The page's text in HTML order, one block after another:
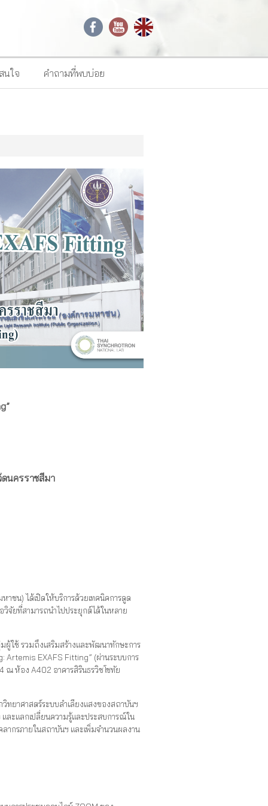
นใจ คำถามที่พบบ่อย
นครราชสีมา
น) ได้เปิดให้บริการด้วยเทคนิคการดูด
วิจัยที่สามารถนำไปประยุกต์ได้ในหลาย
ผู้ใช้ รวมถึงเสริมสร้างและพัฒนาทักษะการ
Artemis EXAFS Fitting” (ผ่านระบบการ
ห้อง A402 อาคารสิรินธรวิชโชทัย
ทยาศาสตร์ระบบลำเลียงแสงของสถาบันฯ
ละแลกเปลี่ยนความรู้และประสบการณ์ใน
ากรภายในสถาบันฯ และเพิ่มจำนวนผลงาน